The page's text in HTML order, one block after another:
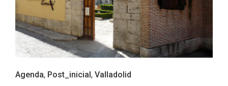
Agenda, Post_inicial , Valladolid
ACCEDER
Ultimas entradas